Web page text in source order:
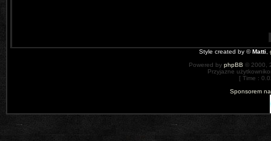
Style created by ©Matti
Powered by phpBB © 2000,
Przyjazne
[ Time :
Sponsorem